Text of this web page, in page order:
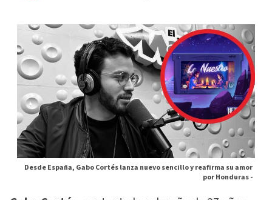
Desde España, Gabo Cortés lanza nuevo sencillo y reafirma su amor
por Honduras -